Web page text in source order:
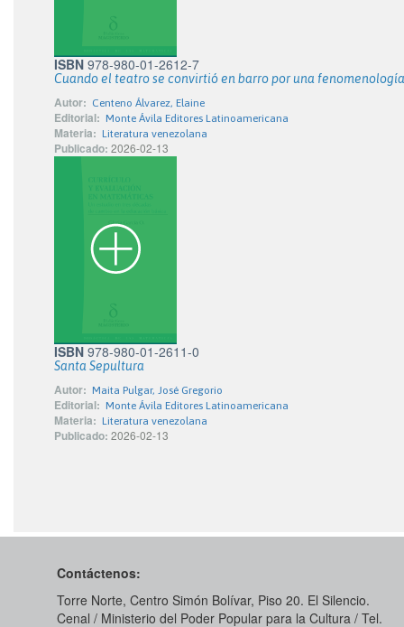
ISBN 978-980-01-2612-7
Cuando el teatro se convirtió en barro por una
Autor: Centeno Álvarez, Elaine
Editorial: Monte Ávila Editores Latinoamericana
Materia: Literatura venezolana
Publicado: 2026-02-13
ISBN 978-980-01-2611-0
Santa Sepultura
Autor: Maita Pulgar, José Gregorio
Editorial: Monte Ávila Editores Latinoamericana
Materia: Literatura venezolana
Publicado: 2026-02-13
Contáctenos:
Torre Norte, Centro Simón Bolívar, Piso 20. El Silencio.
Cenal / Ministerio del Poder Popular para la Cultura / Tel.